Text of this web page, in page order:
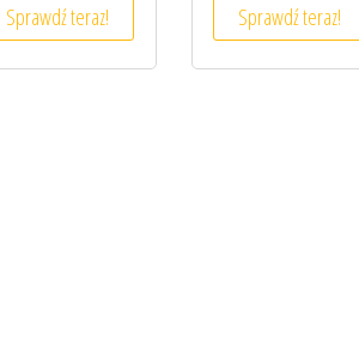
Sprawdź teraz! Sprawdź teraz!